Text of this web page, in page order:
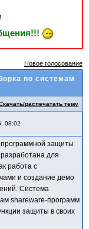
!
Новое голосование
по системам
распечатать тему
08:02
программной защиты
для
работа с
и создание демо
Система
shareware-программ
защиты в своих